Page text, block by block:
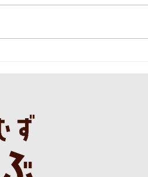
本日の直売所8月7日